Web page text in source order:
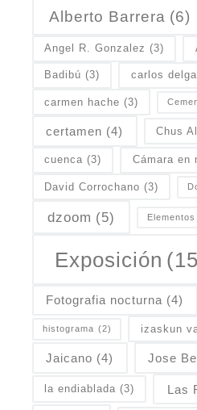
Alberto Barrera (6)
Angel R. Gonzalez (3)
Badibú (3) carlos
carmen hache (3)
certamen (4) Chus
cuenca (3) Cámara en
David Corrochano (3)
dzoom (5) Elementos
Exposición
Fotografia nocturna (4)
histograma (2) izaskun
Jaicano (4) Jose
la endiablada (3) Las